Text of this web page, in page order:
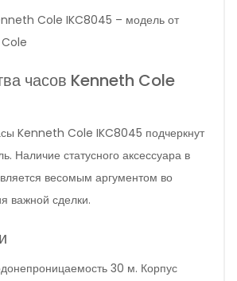
Cole IKC8045 – модель от
часов Kenneth Cole
Kenneth Cole IKC8045 подчеркнут
Наличие статусного аксессуара в
весомым аргументом во
важной сделки.
30 м. Корпус